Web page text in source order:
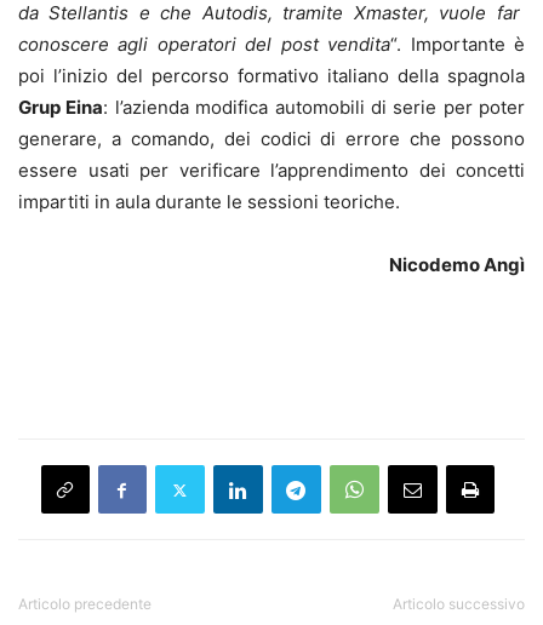
da Stellantis e che Autodis, tramite Xmaster, vuole far
conoscere agli operatori del post vendita“. Importante è
poi l’inizio del percorso formativo italiano della spagnola
Grup Eina: l’azienda modifica automobili di serie per poter
generare, a comando, dei codici di errore che possono
essere usati per verificare l’apprendimento dei concetti
impartiti in aula durante le sessioni teoriche.
Nicodemo Angì
Articolo precedente Articolo successivo